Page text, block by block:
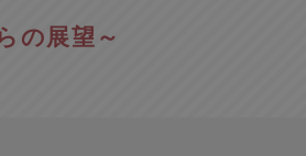
の展望～